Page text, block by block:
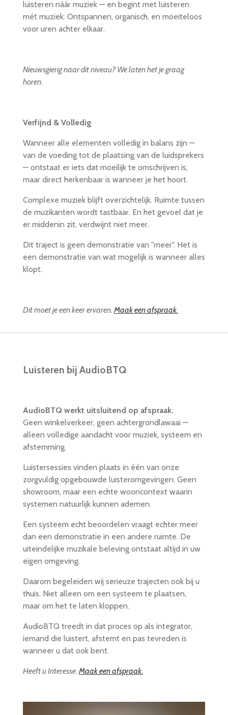
luisteren náár muziek — en begint met luisteren
mét muziek. Ontspannen, organisch, en moeiteloos
voor uren achter elkaar.
Nieuwsgierig naar dit niveau? We laten het je graag
horen.
Verfijnd & Volledig
Wanneer alle elementen volledig in balans zijn —
van de voeding tot de plaatsing van de luidsprekers
— ontstaat er iets dat moeilijk te omschrijven is,
maar direct herkenbaar is wanneer je het hoort.
Complexe muziek blijft overzichtelijk. Ruimte tussen
de muzikanten wordt tastbaar. En het gevoel dat je
er middenin zit, verdwijnt niet meer.
Dit traject is geen demonstratie van "meer". Het is
een demonstratie van wat mogelijk is wanneer alles
klopt.
Dit moet je een keer ervaren. Maak een afspraak.
Luisteren bij AudioBTQ
AudioBTQ werkt uitsluitend op afspraak.
Geen winkelverkeer, geen achtergrondlawaai —
alleen volledige aandacht voor muziek, systeem en
afstemming.
Luistersessies vinden plaats in één van onze
zorgvuldig opgebouwde luisteromgevingen. Geen
showroom, maar een echte wooncontext waarin
systemen natuurlijk kunnen ademen.
Een systeem echt beoordelen vraagt echter meer
dan een demonstratie in een andere ruimte. De
uiteindelijke muzikale beleving ontstaat altijd in uw
eigen omgeving.
Daarom begeleiden wij serieuze trajecten ook bij u
thuis. Niet alleen om een systeem te plaatsen,
maar om het te laten kloppen.
AudioBTQ treedt in dat proces op als integrator,
iemand die luistert, afstemt en pas tevreden is
wanneer u dat ook bent.
Heeft u Interesse. Maak een afspraak.